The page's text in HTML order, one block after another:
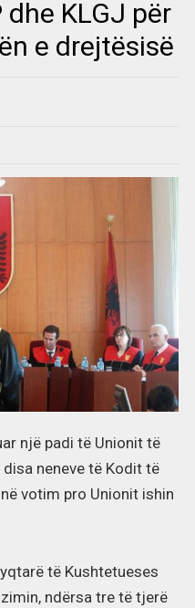
KLGJ për
e drejtësisë
një padi të Unionit të
neneve të Kodit të
votim pro Unionit ishin
të Kushtetueses
ndërsa tre të tjerë